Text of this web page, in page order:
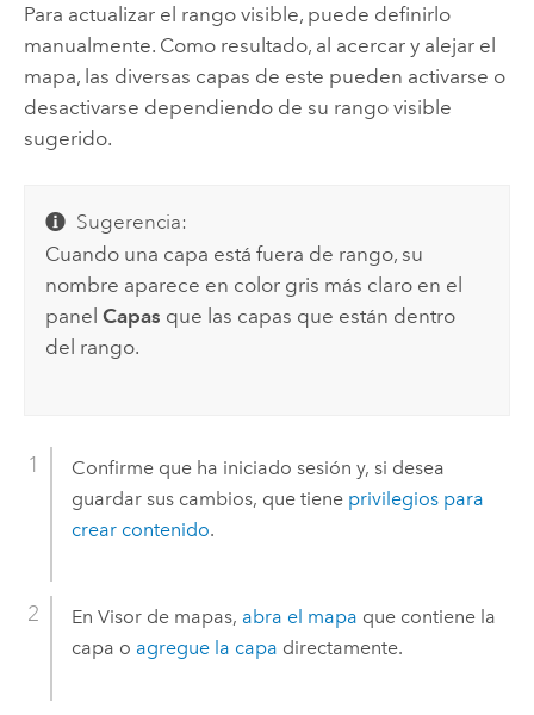
Para actualizar el rango visible, puede definirlo
manualmente. Como resultado, al acercar y alejar el
mapa, las diversas capas de este pueden activarse o
desactivarse dependiendo de su rango visible
sugerido.
Sugerencia:
Cuando una capa está fuera de rango, su
nombre aparece en color gris más claro en el
panelCapas que las capas que están dentro
del rango.
Confirme que ha iniciado sesión y, si desea
guardar sus cambios, que tiene privilegios para
crear contenido.
En Visor de mapas, abra el mapa que contiene la
capa o agregue la capa directamente.